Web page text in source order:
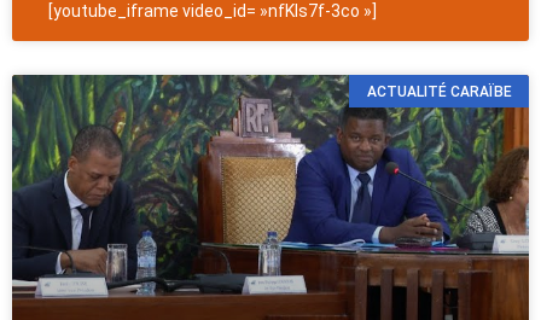
[youtube_iframe video_id= »nfKls7f-3co »]
ACTUALITÉ CARAÏBE